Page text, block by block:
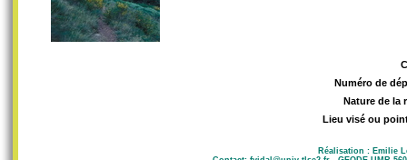
Numéro de
Nature de la
Lieu visé ou
Réalisation : Emilie